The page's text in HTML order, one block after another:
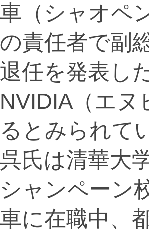
車（シャオペ
の責任者で副
退任を発表し
NVIDIA（エヌ
るとみられて
呉氏は清華大
シャンペーン
車に在職中、